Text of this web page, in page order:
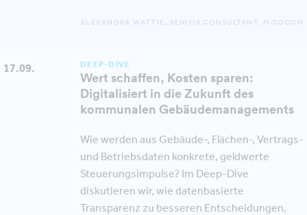
ALEXANDRA WATTIE , SENIOR CONSULTANT, MOOCON
17.09. DEEP-DIVE
Wert schaffen, Kosten sparen:
Digitalisiert in die Zukunft des
kommunalen Gebäudemanagements
Wie werden aus Gebäude-, Flächen-, Vertrags-
und Betriebsdaten konkrete, geldwerte
Steuerungsimpulse? Im Deep-Dive
diskutieren wir, wie datenbasierte
Transparenz zu besseren Entscheidungen,